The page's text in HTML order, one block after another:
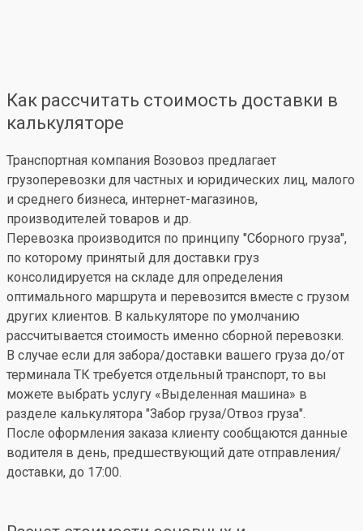
Как рассчитать стоимость доставки в
калькуляторе
Транспортная компания Возовоз предлагает
грузоперевозки для частных и юридических лиц, малого
и среднего бизнеса, интернет-магазинов,
производителей товаров и др.
Перевозка производится по принципу "Сборного груза",
по которому принятый для доставки груз
консолидируется на складе для определения
оптимального маршрута и перевозится вместе с грузом
других клиентов. В калькуляторе по умолчанию
рассчитывается стоимость именно сборной перевозки.
В случае если для забора/доставки вашего груза до/от
терминала ТК требуется отдельный транспорт, то вы
можете выбрать услугу «Выделенная машина» в
разделе калькулятора "Забор груза/Отвоз груза".
После оформления заказа клиенту сообщаются данные
водителя в день, предшествующий дате отправления/
доставки, до 17:00.